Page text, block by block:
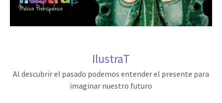
IlustraT
Al descubrir el pasado podemos entender el presente para
imaginar nuestro futuro